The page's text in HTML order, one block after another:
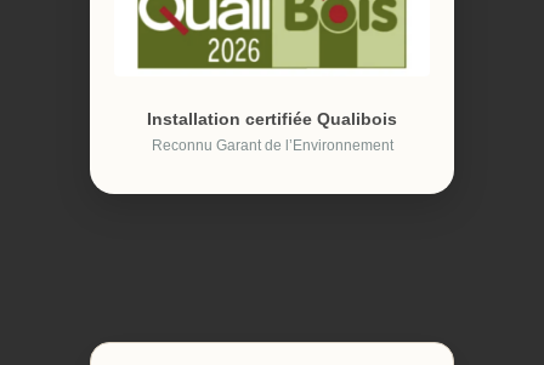
Installation certifiée Qualibois
Reconnu Garant de l’Environnement